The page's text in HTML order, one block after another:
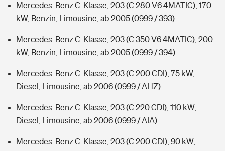
Mercedes-Benz C-Klasse, 203 (C 280 V6 4MATIC), 170
kW, Benzin, Limousine, ab 2005(0999 / 393)
Mercedes-Benz C-Klasse, 203 (C 350 V6 4MATIC), 200
kW, Benzin, Limousine, ab 2005(0999 / 394)
Mercedes-Benz C-Klasse, 203 (C 200 CDI), 75 kW,
Diesel, Limousine, ab 2006(0999 / AHZ)
Mercedes-Benz C-Klasse, 203 (C 220 CDI), 110 kW,
Diesel, Limousine, ab 2006(0999 / AIA)
Mercedes-Benz C-Klasse, 203 (C 200 CDI), 90 kW,